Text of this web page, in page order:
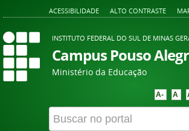
ACESSIBILIDADE ALTO CONTRASTE
INSTITUTO FEDERAL DO SUL DE MINAS
Campus Pouso
Ministério da Educação
A- A